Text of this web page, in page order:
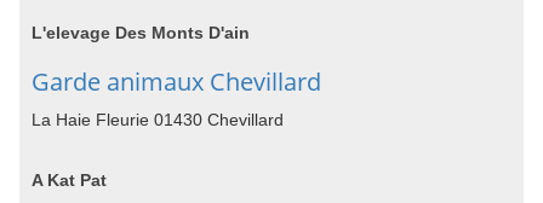
L'elevage Des Monts D'ain
Garde animaux Chevillard
La Haie Fleurie 01430 Chevillard
A Kat Pat